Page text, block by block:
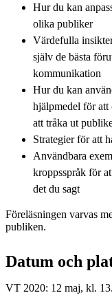
Hur du kan
olika publiker
Värdefulla
själv de bästa
kommunikation
Hur du kan
hjälpmedel för att
att tråka ut
Strategier för att
Användbara
kroppsspråk för
det du sagt
Föreläsningen varvas
publiken.
Datum och
VT 2020: 12 maj, kl.